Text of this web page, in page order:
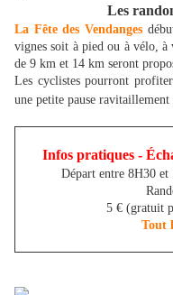
Les
La Fête des Vendanges
vignes soit à pied ou à vélo,
de 9 km et 14 km seront
Les cyclistes pourront profiter
une petite pause ravitaillement
Infos pratiques -
Départ entre 8H30 et
5 € (gratuit
Tout